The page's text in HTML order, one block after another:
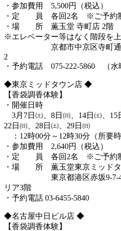
・参加費用 5,500円（税込）
・定 員 各回2名 ※ご予約
・場 所 薫玉堂 寺町店 2階
※エレベーター等はなく階段を
京都市中京区寺町通二条
2
・予約電話 075-222-5860 （水
◆東京ミッドタウン店 ◆
【香袋調香体験】
・開催日時
3月7日㈯、8日㈰、14日㈯、15
22日㈰、28日㈯、29日㈰
：12時00分～12時30分（所要時
・参加費用 2,640円（税込）
・定 員 各回2名 ※ご予約
・場 所 薫玉堂東京ミッ
東京都港区赤坂9-7-4 東
リア3階
・予約電話 03-6455-5840
◆名古屋中日ビル店 ◆
【香袋調香体験】